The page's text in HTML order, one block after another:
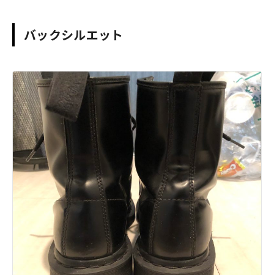
バックシルエット